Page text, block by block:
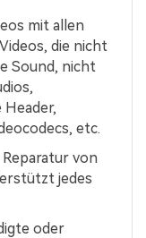
mit allen
die nicht
Sound, nicht
etc.
von
jedes
oder